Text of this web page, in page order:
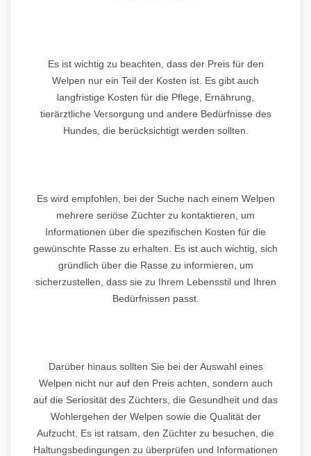
Es ist wichtig zu beachten, dass der Preis für den
Welpen nur ein Teil der Kosten ist. Es gibt auch
langfristige Kosten für die Pflege, Ernährung,
tierärztliche Versorgung und andere Bedürfnisse des
Hundes, die berücksichtigt werden sollten.
Es wird empfohlen, bei der Suche nach einem Welpen
mehrere seriöse Züchter zu kontaktieren, um
Informationen über die spezifischen Kosten für die
gewünschte Rasse zu erhalten. Es ist auch wichtig, sich
gründlich über die Rasse zu informieren, um
sicherzustellen, dass sie zu Ihrem Lebensstil und Ihren
Bedürfnissen passt.
Darüber hinaus sollten Sie bei der Auswahl eines
Welpen nicht nur auf den Preis achten, sondern auch
auf die Seriosität des Züchters, die Gesundheit und das
Wohlergehen der Welpen sowie die Qualität der
Aufzucht. Es ist ratsam, den Züchter zu besuchen, die
Haltungsbedingungen zu überprüfen und Informationen